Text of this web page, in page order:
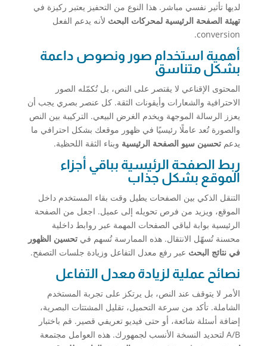
لديها تأثير نفسي مباشر. هذا النوع من التحفيز يعتبر ركيزة في
تهيئة الصفحة الرئيسية لمحركات البحث لأنه يدعم الفعل
conversion.
أهمية استخدام صور ونصوص داعمة
بشكل متناسق
المحتوى الإقناعي لا يقتصر على النص، بل تُكمّله الصور
الاحترافية والشعارات وأيقونات الثقة. كل عنصر بصري يجب أن
يعزز الرسالة الموجهة ويخدم الغرض البيعي. التركيبة بين النص
والصورة تُعد عاملًا رئيسيًا في ظهور موقعك بشكل احترافي ما
يدعم تحسين سيو الصفحة الرئيسية وبناء الثقة اللحظية.
ربط الصفحة الرئيسية بباقي أجزاء
الموقع بشكل جذاب
التنقل الذكي بين الصفحات يطيل وقت بقاء المستخدم داخل
الموقع، ويزيد من فرص تحويله إلى عميل. اجعل من الصفحة
الرئيسية بوابة لباقي الصفحات المهمة عبر روابط داخلية
محسنة تُسهّل الانتقال. هذه الممارسة تُسهم في تحسين الظهور
في نتائج البحث عبر رفع معدل التفاعل وزيادة جلسات التصفح.
نصائح عملية لزيادة معدل التفاعل
الأمر لا يتوقف عند النص، بل يرتكز على تجربة المستخدم
الشاملة. تأكد من سرعة التحميل، تقليل المشتتات البصرية،
إضافة أسئلة شائعة، أو حتى فيديو تعريفي قصير. قم باختبار
A/B لتحديد النسخة الأنسب لجمهورك. هذه العوامل مجتمعة